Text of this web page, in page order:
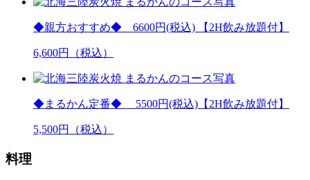
◆親方おすすめ◆ 6600円(税込) 【2H飲み放題付】
6,600円（税込）
◆まるかん定番◆ 5500円(税込)【2H飲み放題付】
5,500円（税込）
料理